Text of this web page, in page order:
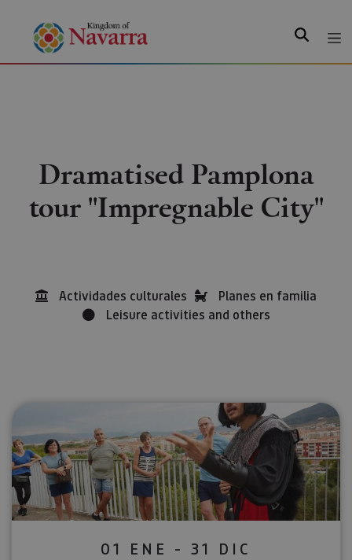
Search
Dramatised Pamplona
tour ''Impregnable City''
Actividades culturales
Planes en familia
Leisure activities and others
01 ENE - 31 DIC